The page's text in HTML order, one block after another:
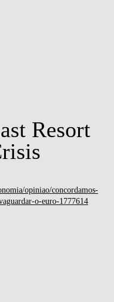
Resort
opiniao/concordamos-
o-euro-1777614